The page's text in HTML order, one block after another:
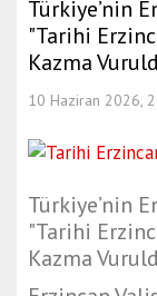
Türkiye’nin
"Tarihi
Kazma
10 Haziran 2026,
Türkiye’nin
"Tarihi
Kazma